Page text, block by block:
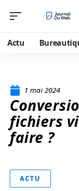
Actu
1 mai 2024
fichiers
faire ?
ACTU